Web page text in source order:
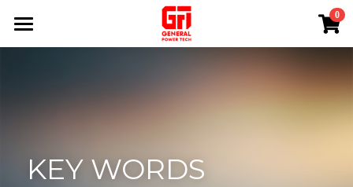
0
EATON UPS
免費現場勘測
應用案例
KEY WORDS
×
商品分類